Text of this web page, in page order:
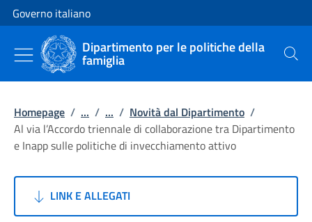
Vai al contenuto
Vai alla navigazione del sito
Governo italiano
Dipartimento per le politiche della
famiglia Cerca
Homepage / ... / ... / Novità dal Dipartimento /
Al via l’Accordo triennale di collaborazione tra Dipartimento
e Inapp sulle politiche di invecchiamento attivo
LINK E ALLEGATI